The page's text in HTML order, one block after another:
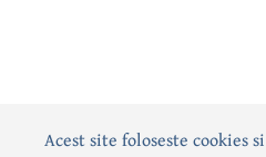
Acest site foloseste cookies